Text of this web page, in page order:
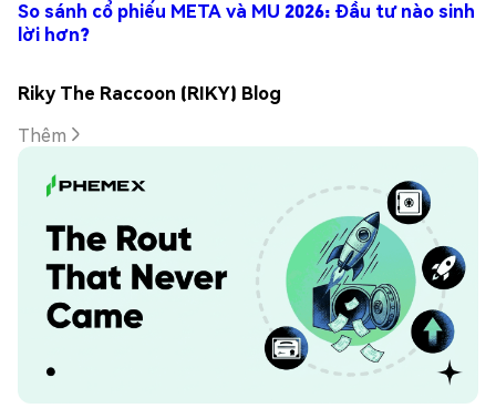
So sánh cổ phiếu META và MU 2026: Đầu tư nào sinh
lời hơn?
Riky The Raccoon (RIKY) Blog
Thêm